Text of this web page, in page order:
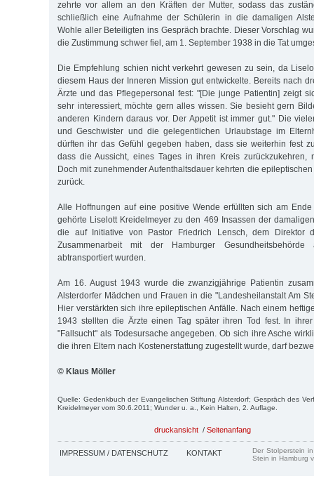
zehrte vor allem an den Kräften der Mutter, sodass das
schließlich eine Aufnahme der Schülerin in die damaligen
Wohle aller Beteiligten ins Gespräch brachte. Die­ser Vorschlag
die Zustimmung schwer fiel, am 1. September 1938 in die Tat
Die Empfehlung schien nicht verkehrt gewesen zu sein, da
diesem Haus der Inneren Mission gut entwickelte. Bereits nach
Ärzte und das Pflegepersonal fest: "[Die junge Patientin] zeigt
sehr interessiert, möchte gern alles wissen. Sie besieht gern
anderen Kindern daraus vor. Der Appetit ist immer gut." Die
und Geschwister und die gelegentlichen Urlaubstage im
dürften ihr das Gefühl gegeben haben, dass sie weiterhin fest
dass die Aussicht, eines Tages in ihren Kreis zurückzukehren,
Doch mit zunehmender Aufenthaltsdauer kehrten die
zurück.
Alle Hoffnungen auf eine positive Wende erfüllten sich am
gehörte Liselott Kreidelmeyer zu den 469 Insassen der
die auf Initiative von Pastor Friedrich Lensch, dem Direktor
Zusammenarbeit mit der Hamburger
abtransportiert wurden.
Am 16. August 1943 wurde die zwanzigjährige Patientin
Alsterdorfer Mädchen und Frauen in die "Landesheilanstalt Am
Hier verstärkten sich ihre epileptischen Anfälle. Nach einem
1943 stellten die Ärzte einen Tag später ihren Tod fest. In
"Fallsucht" als Todesursache angegeben. Ob sich ihre Asche
die ihren Eltern nach Kostenerstattung zugestellt wurde, darf
© Klaus Möller
Quelle: Gedenkbuch der Evangelischen Stiftung Alsterdorf; Gespräch des
Kreidelmeyer vom 30.6.2011; Wunder u. a., Kein Halten, 2. Auflage.
druckansicht / Seitenanfang
IMPRESSUM / DATENSCHUTZ KONTAKT
Der Stolperstein
Stein in Hamburg